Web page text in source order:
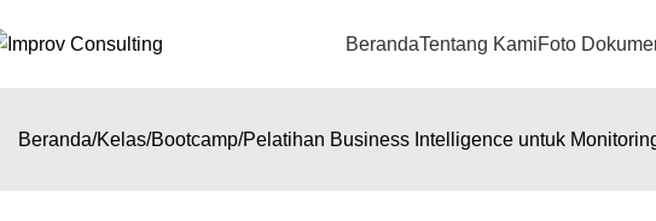
BerandaTentang KamiFoto
Beranda Kelas Bootcamp Pelatihan Business Intelligence untuk